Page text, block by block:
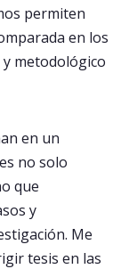
permiten
en los
metodológico
en un
no solo
que
y
Me
tesis en las